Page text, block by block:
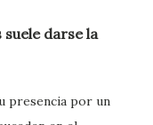
darse la
presencia por un